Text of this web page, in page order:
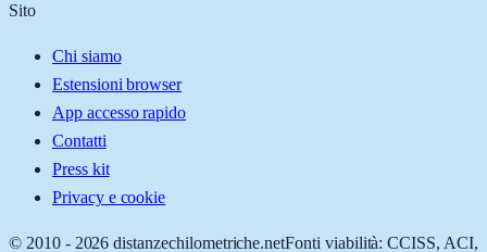
Sito
Chi siamo
Estensioni browser
App accesso rapido
Contatti
Press kit
Privacy e cookie
© 2010 - 2026 distanzechilometriche.netFonti viabilità: CCISS, ACI,